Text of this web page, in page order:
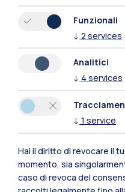
Polimi Community
Funzionali
↓ 2 services
Analitici
↓ 4 services
↓ 1 service
Hai il diritto di revocare il
momento, sia
caso di revoca del